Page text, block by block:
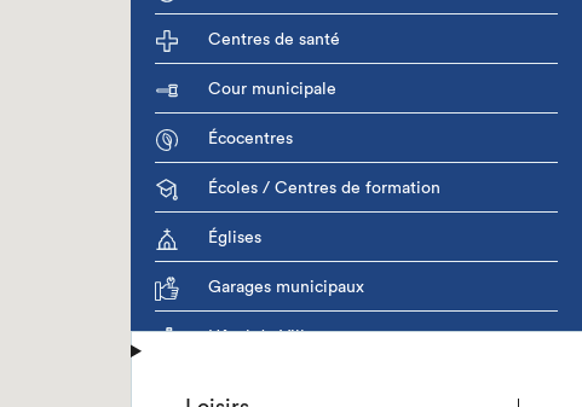
Centres de santé
Cour municipale
Écocentres
Écoles / Centres de formation
Églises
Garages municipaux
Hôtel de Ville